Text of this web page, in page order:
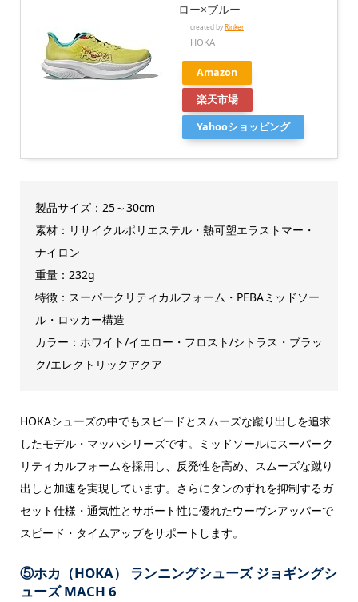
ロー×ブルー
created byRinker
HOKA
Amazon
楽天市場
Yahooショッピング
製品サイズ：25～30cm
素材：リサイクルポリエステル・熱可塑エラストマー・
ナイロン
重量：232g
特徴：スーパークリティカルフォーム・PEBAミッドソー
ル・ロッカー構造
カラー：ホワイト/イエロー・フロスト/シトラス・ブラッ
ク/エレクトリックアクア
HOKAシューズの中でもスピードとスムーズな蹴り出しを追求
したモデル・マッハシリーズです。ミッドソールにスーパーク
リティカルフォームを採用し、反発性を高め、スムーズな蹴り
出しと加速を実現しています。さらにタンのずれを抑制するガ
セット仕様・通気性とサポート性に優れたウーヴンアッパーで
スピード・タイムアップをサポートします。
⑤ホカ（HOKA） ランニングシューズ ジョギングシ
ューズ MACH 6